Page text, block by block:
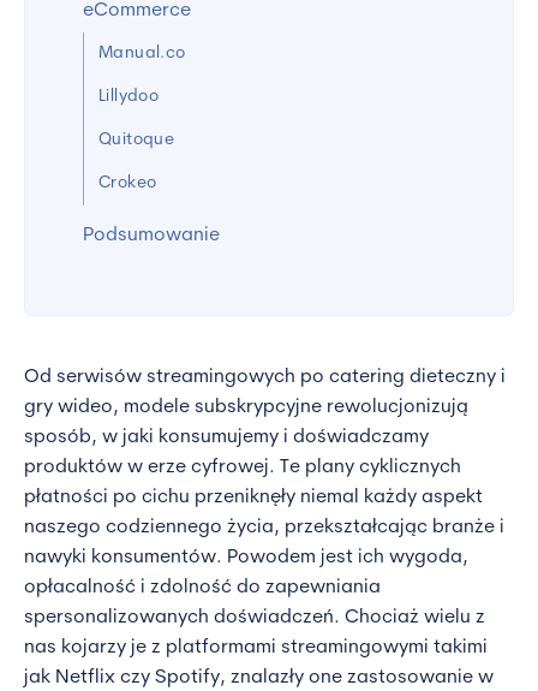
eCommerce
Manual.co
Lillydoo
Quitoque
Crokeo
Podsumowanie
Od serwisów streamingowych po catering dieteczny i
gry wideo, modele subskrypcyjne rewolucjonizują
sposób, w jaki konsumujemy i doświadczamy
produktów w erze cyfrowej. Te plany cyklicznych
płatności po cichu przeniknęły niemal każdy aspekt
naszego codziennego życia, przekształcając branże i
nawyki konsumentów. Powodem jest ich wygoda,
opłacalność i zdolność do zapewniania
spersonalizowanych doświadczeń. Chociaż wielu z
nas kojarzy je z platformami streamingowymi takimi
jak Netflix czy Spotify, znalazły one zastosowanie w